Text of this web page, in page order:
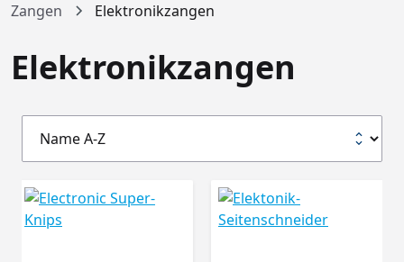
Zangen
Elektronikzangen
Elektronikzangen